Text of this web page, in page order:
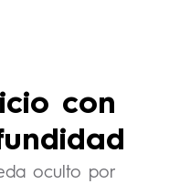
con
oculto por